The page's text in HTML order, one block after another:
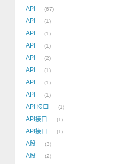
API 67
API 1
API 1
API 1
API 2
API 1
API 1
API 1
API 接口 1
API接口 1
API接口 1
A股 3
A股 2